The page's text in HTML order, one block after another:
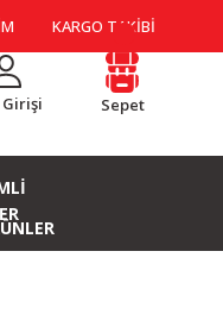
KARGO TAKİBİ
Girişi Sepet